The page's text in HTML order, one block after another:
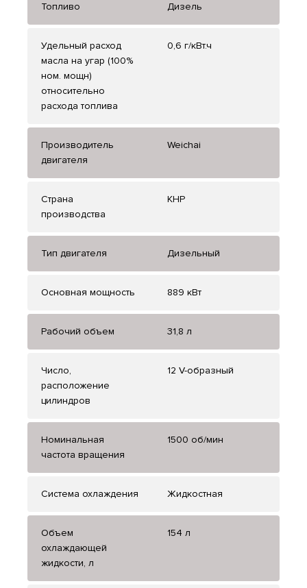
Топливо Дизель
Удельный расход
масла на угар (100%
ном. мощн)
относительно
расхода топлива
0,6 г/кВт.ч
Производитель
двигателя
Weichai
Страна
производства
КНР
Тип двигателя Дизельный
Основная мощность 889 кВт
Рабочий объем 31,8 л
Число,
расположение
цилиндров
12 V-образный
Номинальная
частота вращения
1500 об/мин
Система охлаждения Жидкостная
Объем
охлаждающей
жидкости, л
154 л